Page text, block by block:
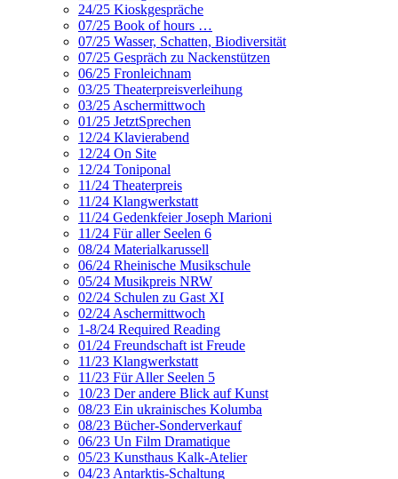
24/25 Kioskgespräche
07/25 Book of hours …
07/25 Wasser, Schatten, Biodiversität
07/25 Gespräch zu Nackenstützen
06/25 Fronleichnam
03/25 Theaterpreisverleihung
03/25 Aschermittwoch
01/25 JetztSprechen
12/24 Klavierabend
12/24 On Site
12/24 Toniponal
11/24 Theaterpreis
11/24 Klangwerkstatt
11/24 Gedenkfeier Joseph Marioni
11/24 Für aller Seelen 6
08/24 Materialkarussell
06/24 Rheinische Musikschule
05/24 Musikpreis NRW
02/24 Schulen zu Gast XI
02/24 Aschermittwoch
1-8/24 Required Reading
01/24 Freundschaft ist Freude
11/23 Klangwerkstatt
11/23 Für Aller Seelen 5
10/23 Der andere Blick auf Kunst
08/23 Ein ukrainisches Kolumba
08/23 Bücher-Sonderverkauf
06/23 Un Film Dramatique
05/23 Kunsthaus Kalk-Atelier
04/23 Antarktis-Schaltung